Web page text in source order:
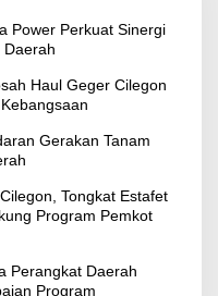
Power Perkuat Sinergi
Daerah
Haul Geger Cilegon
Gerakan Tanam
Tongkat Estafet
Program Pemkot
Perangkat Daerah
Program